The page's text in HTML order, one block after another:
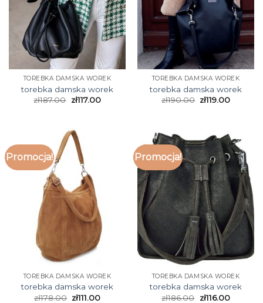
TOREBKA DAMSKA WOREK
torebka damska worek
zł187.00 zł117.00
TOREBKA DAMSKA WOREK
torebka damska worek
zł190.00 zł119.00
Promocja!
TOREBKA DAMSKA WOREK
torebka damska worek
zł178.00 zł111.00
Promocja!
TOREBKA DAMSKA WOREK
torebka damska worek
zł186.00 zł116.00